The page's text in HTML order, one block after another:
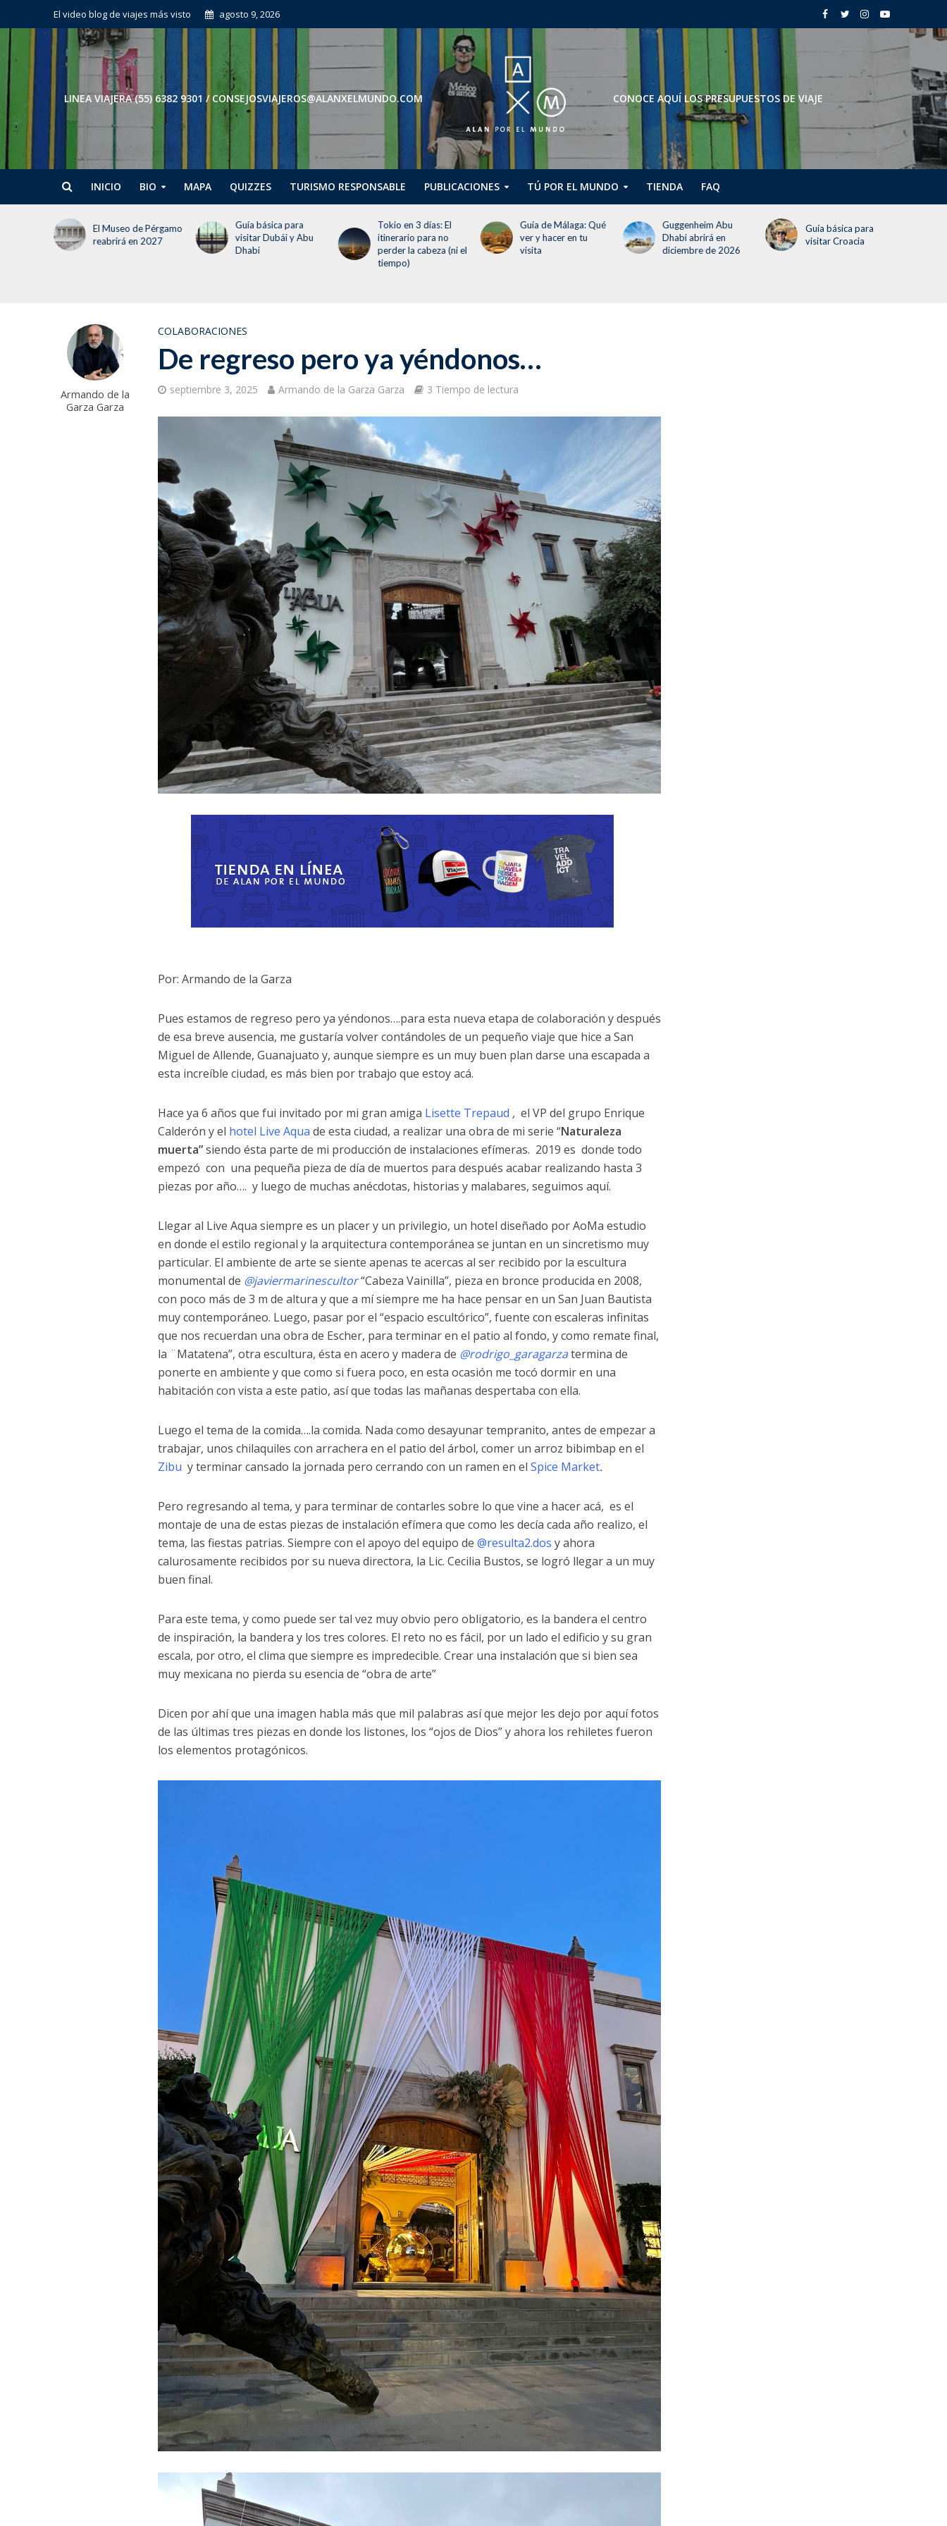
El video blog de viajes más visto agosto 9, 2026
LINEA VIAJERA (55) 6382 9301 / CONSEJOSVIAJEROS@ALANXELMUNDO.COM CONOCE AQUÍ LOS PRESUPUESTOS DE VIAJE
INICIO BIO MAPA QUIZZES TURISMO RESPONSABLE PUBLICACIONES TÚ POR EL MUNDO TIENDA FAQ
Guía básica para
visitar Dubái y Abu
Tokio en 3 días: El
itinerario para no
perder la cabeza (ni el
Guía de Málaga: Qué
ver y hacer en tu
visita
Guggenheim Abu
Dhabi abrirá en
diciembre de 2026
Guía básica para
visitar Croacia
Todo lo que deben
saber del Festival del
Armando de la
Garza Garza
COLABORACIONES
De regreso pero ya yéndonos…
septiembre 3, 2025 Armando de la Garza Garza 3 Tiempo de lectura
Por: Armando de la Garza
Pues estamos de regreso pero ya yéndonos….para esta nueva etapa de colaboración y después
de esa breve ausencia, me gustaría volver contándoles de un pequeño viaje que hice a San
Miguel de Allende, Guanajuato y, aunque siempre es un muy buen plan darse una escapada a
esta increíble ciudad, es más bien por trabajo que estoy acá.
Hace ya 6 años que fui invitado por mi gran amiga Lisette Trepaud , el VP del grupo Enrique
Calderón y el hotel Live Aquade esta ciudad, a realizar una obra de mi serie “Naturaleza
muerta”siendo ésta parte de mi producción de instalaciones efímeras. 2019 es donde todo
empezó con una pequeña pieza de día de muertos para después acabar realizando hasta 3
piezas por año…. y luego de muchas anécdotas, historias y malabares, seguimos aquí.
Llegar al Live Aqua siempre es un placer y un privilegio, un hotel diseñado por AoMa estudio
en donde el estilo regional y la arquitectura contemporánea se juntan en un sincretismo muy
particular. El ambiente de arte se siente apenas te acercas al ser recibido por la escultura
monumental de @javiermarinescultor“Cabeza Vainilla”, pieza en bronce producida en 2008,
con poco más de 3 m de altura y que a mí siempre me ha hace pensar en un San Juan Bautista
muy contemporáneo. Luego, pasar por el “espacio escultórico”, fuente con escaleras infinitas
que nos recuerdan una obra de Escher, para terminar en el patio al fondo, y como remate final,
la ¨Matatena”, otra escultura, ésta en acero y madera de @rodrigo_garagarzatermina de
ponerte en ambiente y que como si fuera poco, en esta ocasión me tocó dormir en una
habitación con vista a este patio, así que todas las mañanas despertaba con ella.
Luego el tema de la comida….la comida. Nada como desayunar tempranito, antes de empezar a
trabajar, unos chilaquiles con arrachera en el patio del árbol, comer un arroz bibimbap en el
Zibu y terminar cansado la jornada pero cerrando con un ramen en elSpice Market.
Pero regresando al tema, y para terminar de contarles sobre lo que vine a hacer acá, es el
montaje de una de estas piezas de instalación efímera que como les decía cada año realizo, el
tema, las fiestas patrias. Siempre con el apoyo del equipo de@resulta2.dos y ahora
calurosamente recibidos por su nueva directora, la Lic. Cecilia Bustos, se logró llegar a un muy
buen final.
Para este tema, y como puede ser tal vez muy obvio pero obligatorio, es la bandera el centro
de inspiración, la bandera y los tres colores. El reto no es fácil, por un lado el edificio y su gran
escala, por otro, el clima que siempre es impredecible. Crear una instalación que si bien sea
muy mexicana no pierda su esencia de “obra de arte”
Dicen por ahí que una imagen habla más que mil palabras así que mejor les dejo por aquí fotos
de las últimas tres piezas en donde los listones, los “ojos de Dios” y ahora los rehiletes fueron
los elementos protagónicos.